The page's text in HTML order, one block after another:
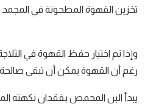
تخزين القهوة المطحونة في
وإذا تم اختيار حفظ القهوة في
رغم أن القهوة يمكن أن تبقى
يبدأ البن المحمص بفقدان نكهته